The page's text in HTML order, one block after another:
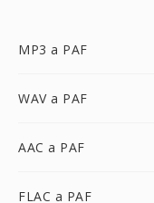
MP3 a PAF
WAV a PAF
AAC a PAF
FLAC a PAF